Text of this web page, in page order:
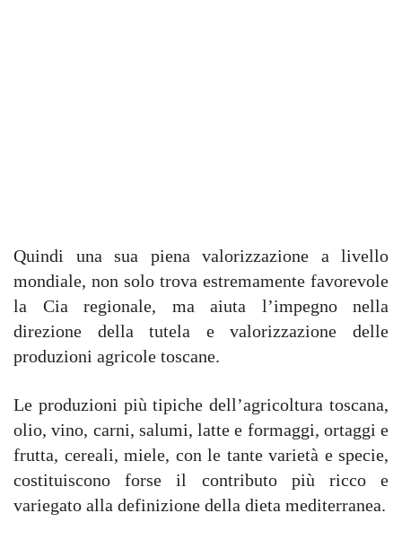
Quindi una sua piena valorizzazione a livello
mondiale, non solo trova estremamente favorevole
la Cia regionale, ma aiuta l’impegno nella
direzione della tutela e valorizzazione delle
produzioni agricole toscane.
Le produzioni più tipiche dell’agricoltura toscana,
olio, vino, carni, salumi, latte e formaggi, ortaggi e
frutta, cereali, miele, con le tante varietà e specie,
costituiscono forse il contributo più ricco e
variegato alla definizione della dieta mediterranea.